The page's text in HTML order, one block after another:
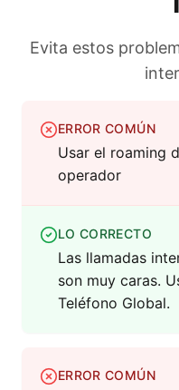
Evita estos
ERROR COMÚN
Usar el roaming
operador
LO CORRECTO
Las llamadas
son muy caras.
Teléfono Global.
ERROR COMÚN